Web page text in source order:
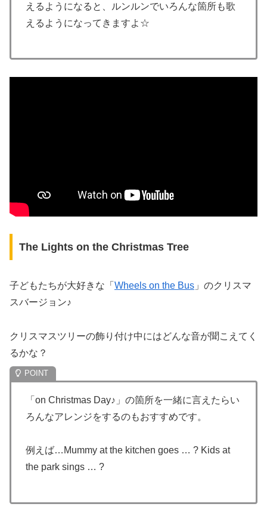
えるようになると、ルンルンでいろんな箇所も歌
えるようになってきますよ☆
The Lights on the Christmas Tree
子どもたちが大好きな「 Wheels on the Bus 」のクリスマ
スバージョン♪
クリスマスツリーの飾り付け中にはどんな音が聞こえてく
るかな？
「on Christmas Day♪」の箇所を一緒に言えたらい
ろんなアレンジをするのもおすすめです。
例えば…Mummy at the kitchen goes … ? Kids at
the park sings … ?